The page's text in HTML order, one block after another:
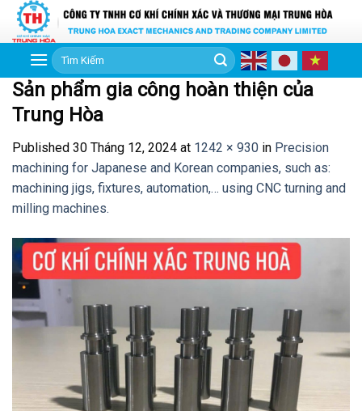
Skip
Tìm
kiếm:
Sản phẩm gia công hoàn thiện của
Trung Hòa
Published 30 Tháng 12, 2024 at 1242 × 930 in Precision
machining for Japanese and Korean companies, such as:
machining jigs, fixtures, automation,… using CNC turning and
milling machines.